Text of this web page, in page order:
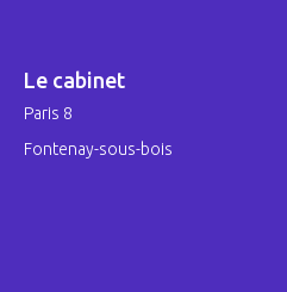
Le cabinet
Paris 8
Fontenay-sous-bois